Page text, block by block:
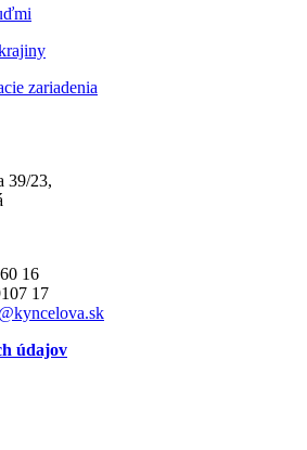
zariadenia
39/23,
16
17
údajov